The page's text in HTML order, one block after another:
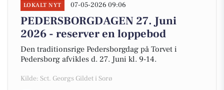
LOKALT NYT 07-05-2026 09:06
PEDERSBORGDAGEN 27. Juni
2026 - reserver en loppebod
Den traditionsrige Pedersborgdag på Torvet i
Pedersborg afvikles d. 27. Juni kl. 9-14.
Kilde: Sct. Georgs Gildet i Sorø